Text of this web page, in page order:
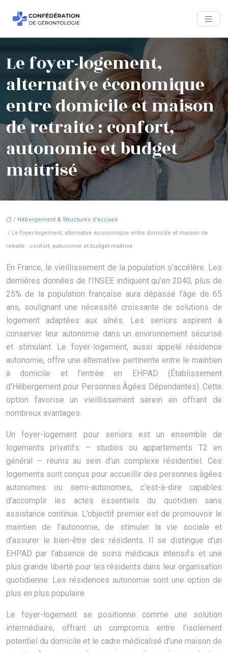
Le foyer-logement,
alternative économique
entre domicile et maison
de retraite : confort,
autonomie et budget
maîtrisé
/ Hébergement & Structures d’accueil
/ Le foyer-logement, alternative économique entre domicile et maison de
retraite : confort, autonomie et budget maîtrisé
En France, le vieillissement de la population s’accélère. Les
dernières données de l’INSEE indiquent qu’en 2040, plus de
25% de la population française aura dépassé l’âge de 65
ans, soulignant une nécessité croissante de solutions de
logement adaptées aux aînés. Les seniors aspirent à
conserver leur autonomie dans un environnement sécurisé
et stimulant. Le foyer-logement, aussi appelé résidence
autonomie, offre une alternative pertinente entre le maintien
à domicile et l’entrée en EHPAD (Établissement
d’Hébergement pour Personnes Âgées Dépendantes). Cette
option favorise un vieillissement serein en offrant de
nombreux avantages.
Un foyer-logement pour seniors est un ensemble de
logements privatifs – studios ou appartements T2 en
général – réunis au sein d’un complexe résidentiel. Ces
logements sont conçus pour accueillir des personnes âgées
autonomes ou semi-autonomes, c’est-à-dire capables
d’accomplir les actes essentiels du quotidien sans
assistance continue. L’objectif premier est de promouvoir le
maintien de l’autonomie, de stimuler la vie sociale et
d’assurer le bien-être des résidents. Il se distingue d’un
EHPAD par l’absence de soins médicaux intensifs et une
plus grande liberté pour les résidents dans leur organisation
quotidienne. Les résidences autonomie sont une option de
plus en plus populaire.
Le foyer-logement se positionne comme une solution
intermédiaire, offrant un compromis entre l’isolement
potentiel du domicile et le cadre médicalisé d’une maison de